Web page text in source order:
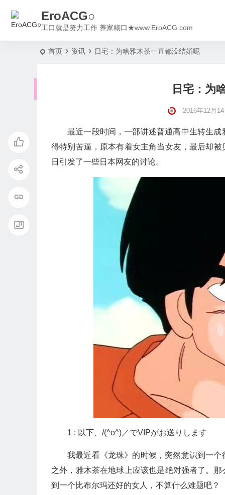
EroACG○
工口就是努力工作 养家糊口★www.EroACG.com
首页 资讯 日宅：为啥雅木茶一直都没结婚呢
日宅：为
2016年12月
最近一段时间，一部讲述普通高中生转生
得特别苦逼，原本有着女主角当女友，最后却
日引发了一些日本网友的讨论。
1 : 以下、/(^o^)／でVIPがお送りします
我最近看《龙珠》的时候，突然意识到一
之外，雅木茶在地球上应该也是绝对强者了。
到一个比布尔玛还好的女人，不算什么难题吧？